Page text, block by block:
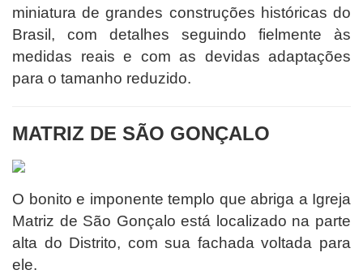
miniatura de grandes construções históricas do
Brasil, com detalhes seguindo fielmente às
medidas reais e com as devidas adaptações
para o tamanho reduzido.
MATRIZ DE SÃO GONÇALO
O bonito e imponente templo que abriga a Igreja
Matriz de São Gonçalo está localizado na parte
alta do Distrito, com sua fachada voltada para
ele.